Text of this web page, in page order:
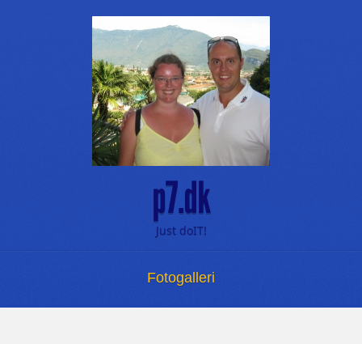
p7.dk
Just doIT!
Fotogalleri